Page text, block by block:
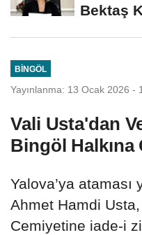
Bektaş
BINGÖL
Yayınlanma: 13 Ocak 2026 -
Vali Usta'dan
Bingöl Halkına
Yalova’ya ataması
Ahmet Hamdi
Cemiyetine iade-i